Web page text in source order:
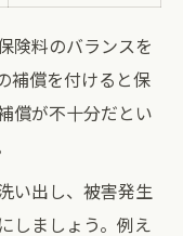
険料のバランスを
補償を付けると保
償が不十分だとい
い出し、被害発生
しましょう。例え